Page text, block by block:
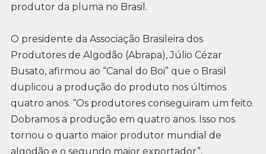
produtor da pluma no Brasil.
O presidente da Associação Brasileira dos
Produtores de Algodão (Abrapa), Júlio Cézar
Busato, afirmou ao “Canal do Boi” que o Brasil
duplicou a produção do produto nos últimos
quatro anos. “Os produtores conseguiram um feito.
Dobramos a produção em quatro anos. Isso nos
tornou o quarto maior produtor mundial de
algodão e o segundo maior exportador”,